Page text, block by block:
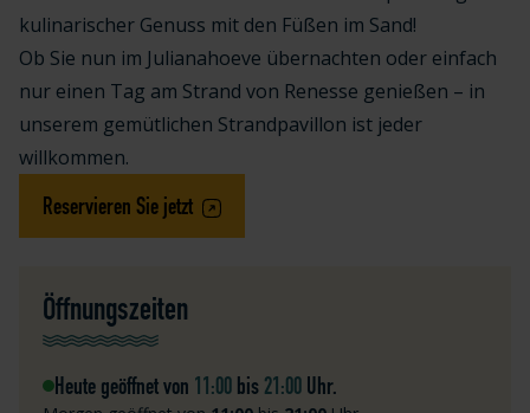
kulinarischer Genuss mit den Füßen im Sand!
Ob Sie nun im Julianahoeve übernachten oder einfach
nur einen Tag am Strand von Renesse genießen – in
unserem gemütlichen Strandpavillon ist jeder
willkommen.
Reservieren Sie jetzt
Öffnungszeiten
Heute geöffnet von 11:00 bis 21:00 Uhr.